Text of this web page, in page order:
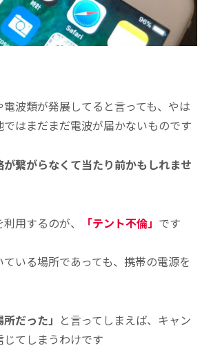
波類が発展してると言っても、やは
ではまだまだ電波が届かないものです
繋がらなくて当たり前かもしれませ
用するのが、 「テント不倫」 です
いる場所であっても、携帯の電源を
所だった」 と言ってしまえば、キャン
てしまうわけです